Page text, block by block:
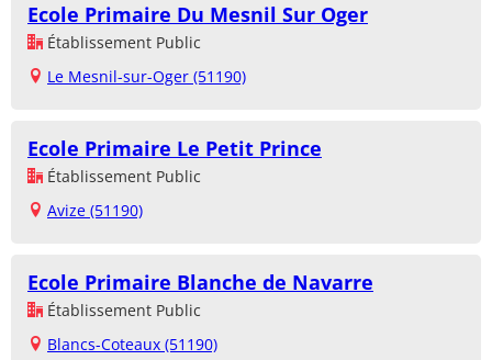
Ecole Primaire Du Mesnil Sur Oger
Établissement Public
Le Mesnil-sur-Oger (51190)
Ecole Primaire Le Petit Prince
Établissement Public
Avize (51190)
Ecole Primaire Blanche de Navarre
Établissement Public
Blancs-Coteaux (51190)